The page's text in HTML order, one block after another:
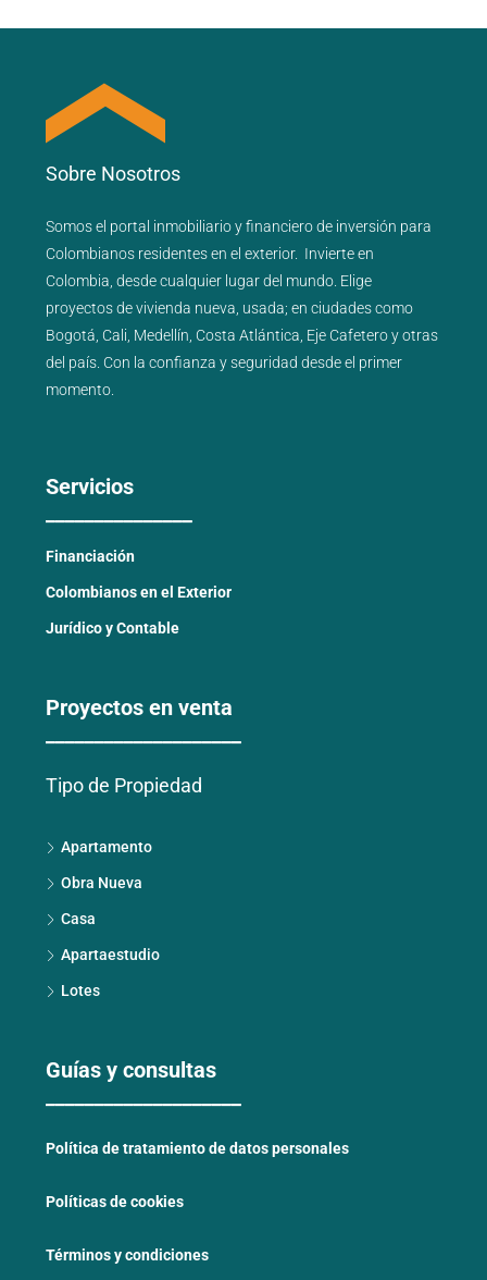
Sobre Nosotros
Somos el portal inmobiliarioyfinancierode inversión para
Colombianos residentes en el exterior. Invierte en
Colombia, desde cualquier lugar del mundo. Elige
proyectos devivienda nueva usada; en ciudades como
Bogotá Cali Medellín Costa Atlántica Eje Cafeteroyotras
del país . Con la confianza y seguridad desde el primer
momento.
Servicios
Financiación
Colombianos en el Exterior
Jurídico y Contable
Proyectos en venta
Tipo de Propiedad
Apartamento
Obra Nueva
Casa
Apartaestudio
Lotes
Guías y consultas
Política de tratamiento de datos personales
Políticas de cookies
Términos y condiciones